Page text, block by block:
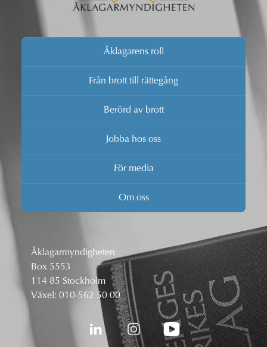
Åklagarens roll
Från brott till rättegång
Berörd av brott
Jobba hos oss
För media
Om oss
Åklagarmyndigheten
Box 5553
114 85 Stockholm
Växel: 010-562 50 00